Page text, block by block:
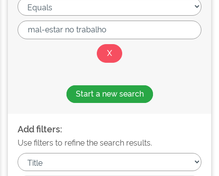
Start a new search
Add filters:
Use filters to refine the search results.